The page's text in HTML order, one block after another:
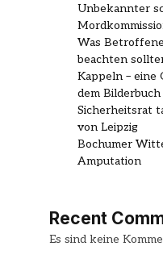
Unbekannter
Was
beachten
Kappeln – eine
dem Bilderbuch
Sicherheitsrat
von Leipzig
Bochumer
Amputation
Recent
Es sind keine